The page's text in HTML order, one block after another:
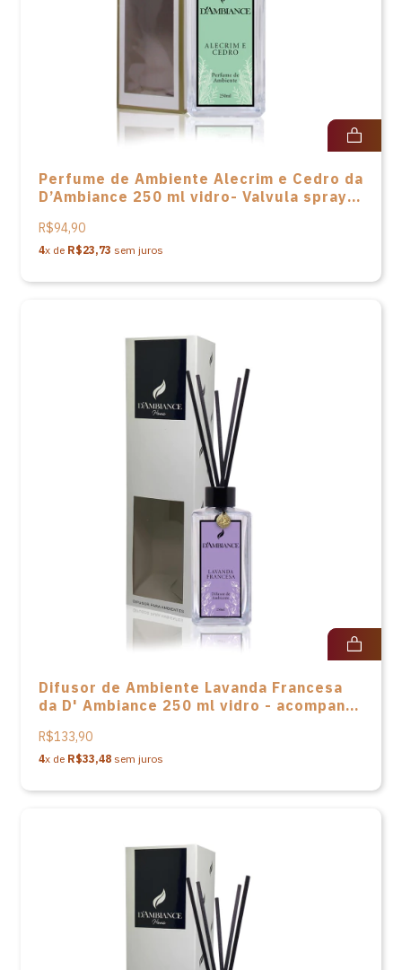
Perfume de Ambiente Alecrim e Cedro da
D’Ambiance 250 ml vidro- Valvula spray
R$94,90
4x de R$23,73 sem juros
Difusor de Ambiente Lavanda Francesa
da D' Ambiance 250 ml vidro - acompanha
R$133,90
4x de R$33,48 sem juros